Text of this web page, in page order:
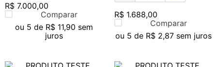
R$ 7.000,00
Comparar
ou 5 de R$ 11,90 sem
juros
R$ 1.688,00
Comparar
ou 5 de R$ 2,87sem juros